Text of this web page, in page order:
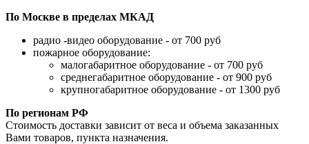
По Москве в пределах МКАД
радио -видео оборудование - от 700 руб
пожарное оборудование:
малогабаритное оборудование - от 700 руб
среднегабаритное оборудование - от 900 руб
крупногабаритное оборудование - от 1300 руб
По регионам РФ
Стоимость доставки зависит от веса и объема заказанных
Вами товаров, пункта назначения.